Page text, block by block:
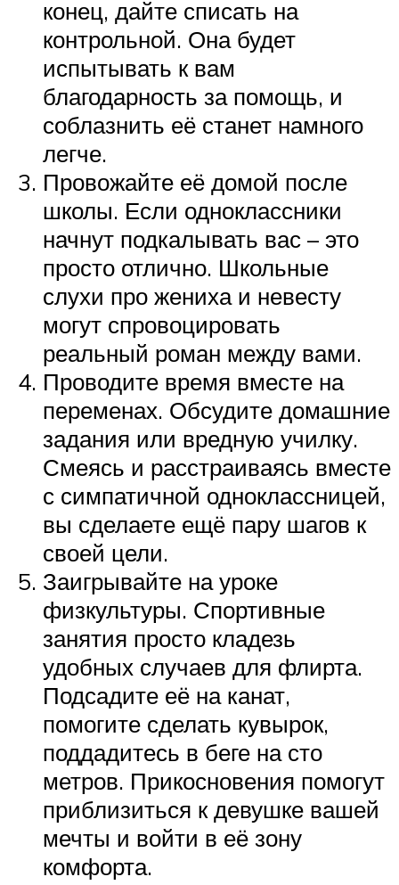
конец, дайте списать на
контрольной. Она будет
испытывать к вам
благодарность за помощь, и
соблазнить её станет намного
легче.
Провожайте её домой после
школы. Если одноклассники
начнут подкалывать вас – это
просто отлично. Школьные
слухи про жениха и невесту
могут спровоцировать
реальный роман между вами.
Проводите время вместе на
переменах. Обсудите домашние
задания или вредную училку.
Смеясь и расстраиваясь вместе
с симпатичной одноклассницей,
вы сделаете ещё пару шагов к
своей цели.
Заигрывайте на уроке
физкультуры. Спортивные
занятия просто кладезь
удобных случаев для флирта.
Подсадите её на канат,
помогите сделать кувырок,
поддадитесь в беге на сто
метров. Прикосновения помогут
приблизиться к девушке вашей
мечты и войти в её зону
комфорта.